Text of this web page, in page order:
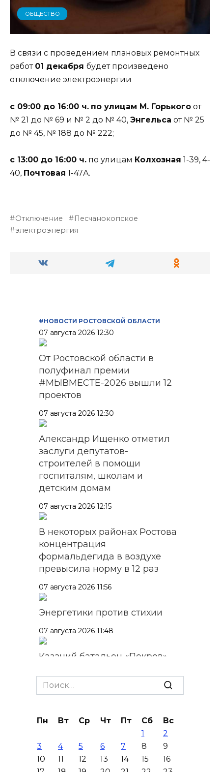
ОБЩЕСТВО
В связи с проведением плановых ремонтных
работ 01 декабря будет произведено
отключение электроэнергии
с 09:00 до 16:00 ч. по улицам М. Горького от
№ 21 до № 69 и № 2 до № 40, Энгельса от № 25
до № 45, № 188 до № 222;
с 13:00 до 16:00 ч. по улицам Колхозная 1-39, 4-
40, Почтовая 1-47А.
Отключение
Песчанокопское
электроэнергия
#НОВОСТИ РОСТОВСКОЙ ОБЛАСТИ
07 августа 2026 12:30
От Ростовской области в
полуфинал премии
#МЫВМЕСТЕ-2026 вышли 12
проектов
07 августа 2026 12:30
Александр Ищенко отметил
заслуги депутатов-
строителей в помощи
госпиталям, школам и
детским домам
07 августа 2026 12:15
В некоторых районах Ростова
концентрация
формальдегида в воздухе
превысила норму в 12 раз
07 августа 2026 11:56
Энергетики против стихии
07 августа 2026 11:48
Казачий батальон «Покров»
беспилотных систем
С 18 августа в Ростове в пер.
Доломановском появятся еще
11 новых парковок
07 августа 2026 10:43
Search
for:
Пн Вт Ср Чт Пт Сб
Вс
1
2
3
4 5 6 7 8
9
10
11 12 13 14 15
16